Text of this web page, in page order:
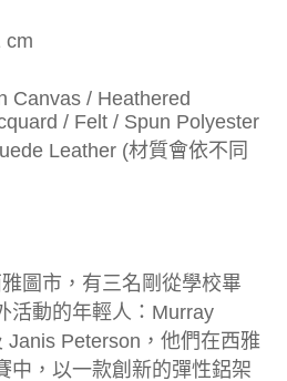
cm
Canvas / Heathered
/ Felt / Spun Polyester
Leather (材質會依不同
圖市，有三名剛從學校畢
活動的年輕人：Murray
Janis Peterson，他們在西雅
中，以一款創新的彈性鋁架